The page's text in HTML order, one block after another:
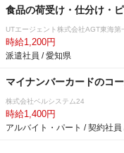
食品の荷受け・仕分け・
UTエージェント株式会社AGT東海第
時給1,200円
派遣社員 / 愛知県
マイナンバーカードのコ
株式会社ベルシステム24
時給1,400円
アルバイト・パート / 契約社員